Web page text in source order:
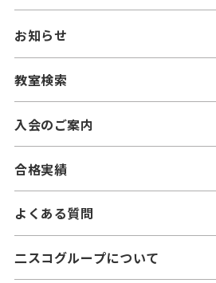
お知らせ
教室検索
入会のご案内
合格実績
よくある質問
二スコグループについて
━小学生コース
━中学生コース
━中学生コース
ニスコパーソナル
━小学生コース
━中学生コース
━高校生コース